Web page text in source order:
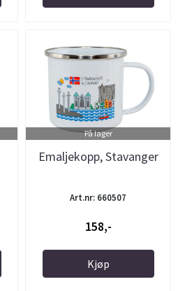
På lager
Emaljekopp, Stavanger
Art.nr: 660507
158,-
Kjøp